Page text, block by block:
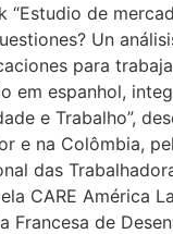
“Estudio de
Un
para
em espanhol,
e Trabalho”,
e na Colômbia,
das
CARE América
Francesa de